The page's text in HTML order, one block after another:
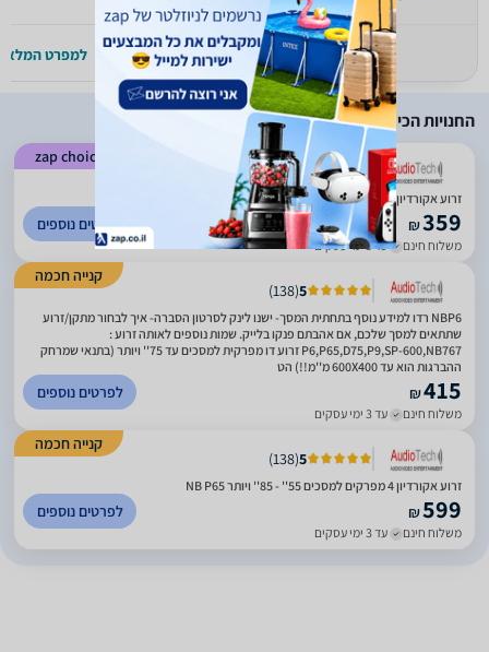
למפרט המלא >> למפרט המלא
החנויות הכי זולות
zap choice
5
(
138
)
זרוע אקורדיון 4 מפרקים למסכים גדולים הדגם הקטן NBP6
₪359
משלוח חינם עד 3 ימי עסקים
לפרטים נוספים
קנייה חכמה
5
(
138
)
NBP6 רדו למידע נוסף בתחתית המסך- ישנו לינק לסרטון הסברה- איך לבחור מתקן/זרוע
שתתאים למסך שלכם, אם אהבתם פנקו בלייק. שמות נוספים לאותה זרוע :
P6,P65,D75,P9,SP-600,NB767 זרוע דו מפרקית למסכים עד 75'' ויותר (בתנאי שמרחק
ההברגות הוא עד 600X400 מ''מ!!) הט
₪415
משלוח חינם עד 3 ימי עסקים
לפרטים נוספים
קנייה חכמה
5
(
138
)
זרוע אקורדיון 4 מפרקים למסכים 55'' - 85'' ויותר NB P65
₪599
משלוח חינם עד 3 ימי עסקים
לפרטים נוספים